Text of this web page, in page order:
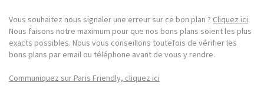
Vous souhaitez nous signaler une erreur sur ce bon plan ? Cliquez ici
Nous faisons notre maximum pour que nos bons plans soient les plus
exacts possibles. Nous vous conseillons toutefois de vérifier les
bons plans par email ou téléphone avant de vous y rendre.
Communiquez sur Paris Friendly, cliquez ici